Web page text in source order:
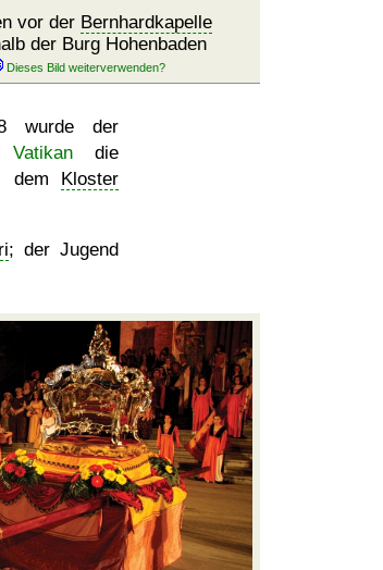
vor der Bernhardkapelle
der Burg Hohenbaden
wurde der
Vatikandie
dem Kloster
; der Jugend